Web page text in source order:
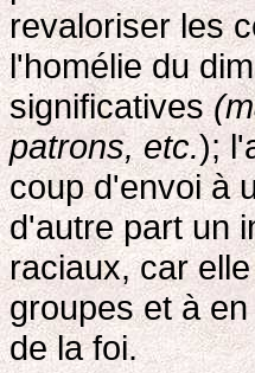
revaloriser les
l'homélie du
significatives
patrons, etc.);
coup d'envoi à
d'autre part un
raciaux, car
groupes et à
de la foi.